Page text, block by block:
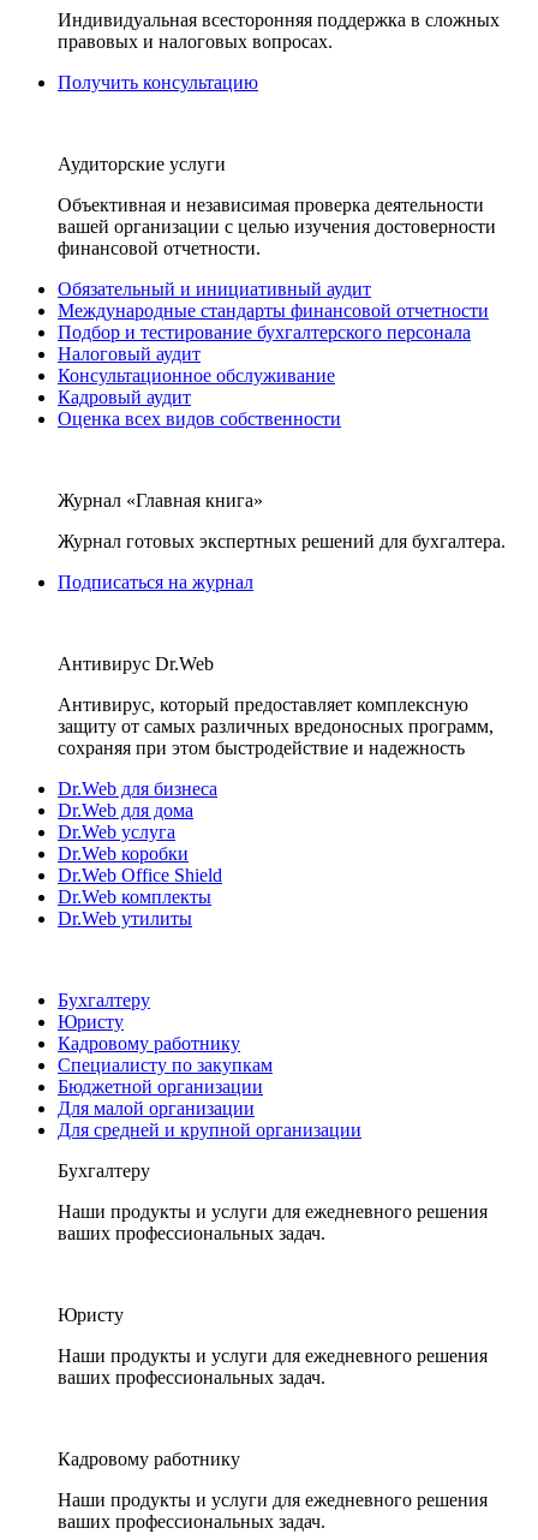
Индивидуальная всесторонняя поддержка в сложных
правовых и налоговых вопросах.
Получить консультацию
Аудиторские услуги
Объективная и независимая проверка деятельности
вашей организации с целью изучения достоверности
финансовой отчетности.
Обязательный и инициативный аудит
Международные стандарты финансовой отчетности
Подбор и тестирование бухгалтерского персонала
Налоговый аудит
Консультационное обслуживание
Кадровый аудит
Оценка всех видов собственности
Журнал «Главная книга»
Журнал готовых экспертных решений для бухгалтера.
Подписаться на журнал
Антивирус Dr.Web
Антивирус, который предоставляет комплексную
защиту от самых различных вредоносных программ,
сохраняя при этом быстродействие и надежность
Dr.Web для бизнеса
Dr.Web для дома
Dr.Web услуга
Dr.Web коробки
Dr.Web Office Shield
Dr.Web комплекты
Dr.Web утилиты
Бухгалтеру
Юристу
Кадровому работнику
Специалисту по закупкам
Бюджетной организации
Для малой организации
Для средней и крупной организации
Бухгалтеру
Наши продукты и услуги для ежедневного решения
ваших профессиональных задач.
Юристу
Наши продукты и услуги для ежедневного решения
ваших профессиональных задач.
Кадровому работнику
Наши продукты и услуги для ежедневного решения
ваших профессиональных задач.